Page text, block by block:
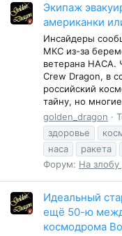
Экипаж
американки
Инсайдеры
МКС из-за
ветерана НАСА.
Crew Dragon, в
российский
тайну, но
golden_dragon
здоровье
наса
ракета
Форум: На злобу
Идеальный
ещё 50-ю
космодрома